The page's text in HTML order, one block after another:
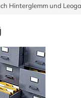
Hinterglemm und